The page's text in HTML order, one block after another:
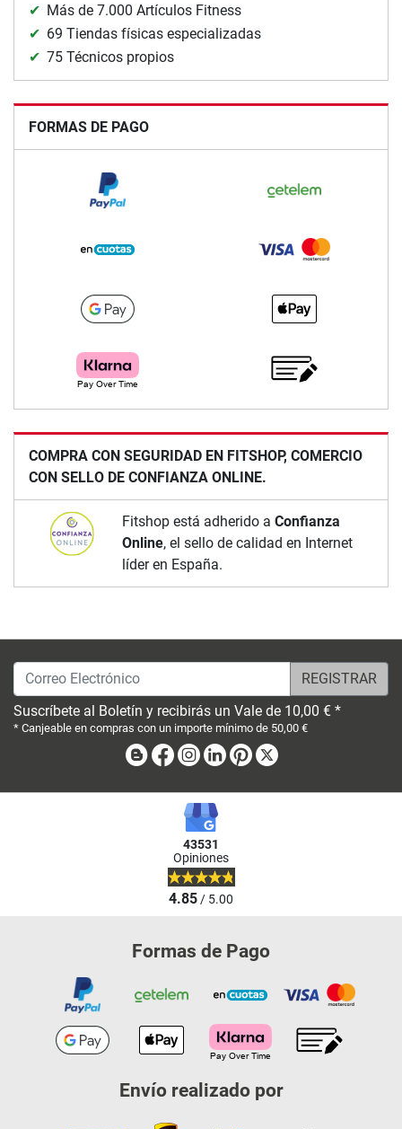
Más de 7.000 Artículos Fitness
69 Tiendas físicas especializadas
75 Técnicos propios
FORMAS DE PAGO
COMPRA CON SEGURIDAD EN FITSHOP, COMERCIO
CON SELLO DE CONFIANZA ONLINE.
Fitshop está adherido a Confianza
Online, el sello de calidad en Internet
líder en España.
Correo Electrónico
Suscríbete al Boletín y recibirás un Vale de 10,00 € *
* Canjeable en compras con un importe mínimo de 50,00 €
BlogFacebook
Instagram
LinkedinPinterest
43531
Opiniones
4.85/ 5.00
Formas de Pago
Envío realizado por